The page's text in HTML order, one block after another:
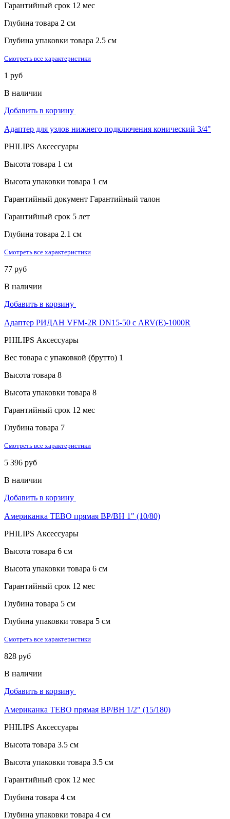
Гарантийный срок 12 мес
Глубина товара 2 см
Глубина упаковки товара 2.5 см
Смотреть все характеристики
1 руб
В наличии
Добавить в корзину
Адаптер для узлов нижнего подключения конический 3/4"
PHILIPS Аксессуары
Высота товара 1 см
Высота упаковки товара 1 см
Гарантийный документ Гарантийный талон
Гарантийный срок 5 лет
Глубина товара 2.1 см
Смотреть все характеристики
77 руб
В наличии
Добавить в корзину
Адаптер РИДАН VFM-2R DN15-50 с ARV(E)-1000R
PHILIPS Аксессуары
Вес товара с упаковкой (брутто) 1
Высота товара 8
Высота упаковки товара 8
Гарантийный срок 12 мес
Глубина товара 7
Смотреть все характеристики
5 396 руб
В наличии
Добавить в корзину
Американка TEBO прямая ВР/ВН 1" (10/80)
PHILIPS Аксессуары
Высота товара 6 см
Высота упаковки товара 6 см
Гарантийный срок 12 мес
Глубина товара 5 см
Глубина упаковки товара 5 см
Смотреть все характеристики
828 руб
В наличии
Добавить в корзину
Американка TEBO прямая ВР/ВН 1/2" (15/180)
PHILIPS Аксессуары
Высота товара 3.5 см
Высота упаковки товара 3.5 см
Гарантийный срок 12 мес
Глубина товара 4 см
Глубина упаковки товара 4 см